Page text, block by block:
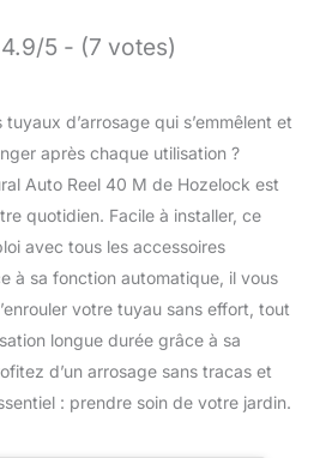
4.9/5 - (7 votes)
d’arrosage qui s’emmêlent et
après chaque utilisation ?
Auto Reel 40 M de Hozelock est
quotidien. Facile à installer, ce
avec tous les accessoires
à sa fonction automatique, il vous
votre tuyau sans effort, tout
longue durée grâce à sa
d’un arrosage sans tracas et
: prendre soin de votre jardin.